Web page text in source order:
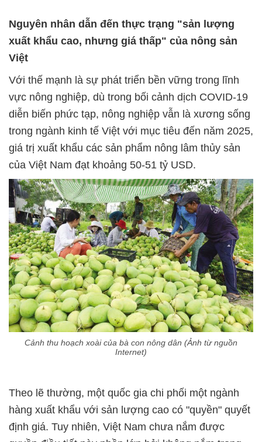
Nguyên nhân dẫn đến thực trạng "sản lượng
xuất khẩu cao, nhưng giá thấp" của nông sản
Việt
Với thế mạnh là sự phát triển bền vững trong lĩnh
vực nông nghiệp, dù trong bối cảnh dịch COVID-19
diễn biến phức tạp, nông nghiệp vẫn là xương sống
trong ngành kinh tế Việt với mục tiêu đến năm 2025,
giá trị xuất khẩu các sản phẩm nông lâm thủy sản
của Việt Nam đạt khoảng 50-51 tỷ USD.
Cảnh thu hoạch xoài của bà con nông dân (Ảnh từ nguồn
Internet)
Theo lẽ thường, một quốc gia chi phối một ngành
hàng xuất khẩu với sản lượng cao có "quyền" quyết
định giá. Tuy nhiên, Việt Nam chưa nắm được